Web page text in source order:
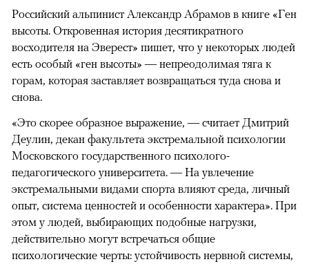
Российский альпинист Александр Абрамов в книге «Ген
высоты. Откровенная история десятикратного
восходителя на Эверест» пишет, что у некоторых людей
есть особый «ген высоты» — непреодолимая тяга к
горам, которая заставляет возвращаться туда снова и
снова.
«Это скорее образное выражение, — считает Дмитрий
Деулин, декан факультета экстремальной психологии
Московского государственного психолого-
педагогического университета. — На увлечение
экстремальными видами спорта влияют среда, личный
опыт, система ценностей и особенности характера». При
этом у людей, выбирающих подобные нагрузки,
действительно могут встречаться общие
психологические черты: устойчивость нервной системы,